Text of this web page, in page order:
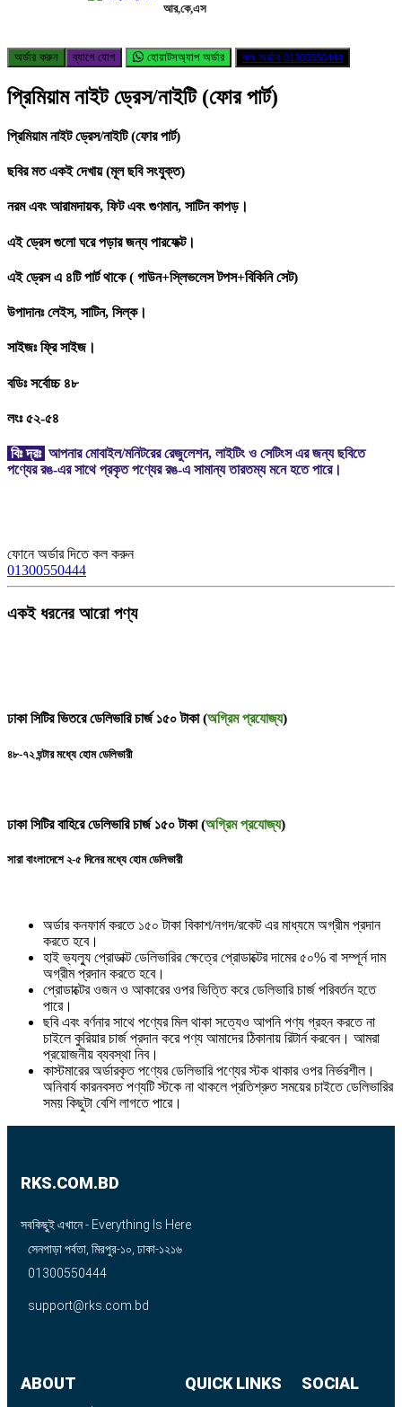
আর,কে,এস
অর্ডার করুন ব্যাগে যোগ হোয়াটসঅ্যাপ অর্ডার কল অর্ডার 01300550444
প্রিমিয়াম নাইট ড্রেস/নাইটি (ফোর পার্ট)
প্রিমিয়াম নাইট ড্রেস/নাইটি (ফোর পার্ট)
ছবির মত একই দেখায় (মূল ছবি সংযুক্ত)
নরম এবং আরামদায়ক, ফিট এবং গুণমান, সাটিন কাপড়।
এই ড্রেস গুলো ঘরে পড়ার জন্য পারফেক্ট।
এই ড্রেস এ ৪টি পার্ট থাকে ( গাউন+স্লিভলেস টপস+বিকিনি সেট)
উপাদানঃ লেইস, সাটিন, সিল্ক।
সাইজঃ ফ্রি সাইজ।
বডিঃ সর্বোচ্চ ৪৮
লংঃ ৫২-৫৪
বিঃ দ্রঃ আপনার মোবাইল/মনিটরের রেজুলেশন, লাইটিং ও সেটিংস এর জন্য ছবিতে
পণ্যের রঙ-এর সাথে প্রকৃত পণ্যের রঙ-এ সামান্য তারতম্য মনে হতে পারে।
ফোনে অর্ডার দিতে কল করুন
01300550444
একই ধরনের আরো পণ্য
ঢাকা সিটির ভিতরে ডেলিভারি চার্জ ১৫০ টাকা (অগ্রিম প্রযোজ্য)
৪৮-৭২ ঘন্টার মধ্যে হোম ডেলিভারী
ঢাকা সিটির বাহিরে ডেলিভারি চার্জ ১৫০ টাকা (অগ্রিম প্রযোজ্য)
সারা বাংলাদেশে ২-৫ দিনের মধ্যে হোম ডেলিভারী
অর্ডার কনফার্ম করতে ১৫০ টাকা বিকাশ/নগদ/রকেট এর মাধ্যমে অগ্রীম প্রদান
করতে হবে।
হাই ভ্যল্যু প্রোডাক্ট ডেলিভারির ক্ষেত্রে প্রোডাক্টের দামের ৫০% বা সম্পূর্ন দাম
অগ্রীম প্রদান করতে হবে।
প্রোডাক্টের ওজন ও আকারের ওপর ভিত্তি করে ডেলিভারি চার্জ পরিবর্তন হতে
পারে।
ছবি এবং বর্ণনার সাথে পণ্যের মিল থাকা সত্যেও আপনি পণ্য গ্রহন করতে না
চাইলে কুরিয়ার চার্জ প্রদান করে পণ্য আমাদের ঠিকানায় রিটার্ন করবেন। আমরা
প্রয়োজনীয় ব্যবস্থা নিব।
কাস্টমারের অর্ডারকৃত পণ্যের ডেলিভারি পণ্যের স্টক থাকার ওপর নির্ভরশীল।
অনিবার্য কারনবসত পণ্যটি স্টকে না থাকলে প্রতিশ্রুত সময়ের চাইতে ডেলিভারির
সময় কিছুটা বেশি লাগতে পারে।
RKS.COM.BD
সবকিছুই এখানে - Everything Is Here
সেনপাড়া পর্বতা, মিরপুর-১০, ঢাকা-১২১৬
01300550444
support@rks.com.bd
ABOUT QUICK LINKS SOCIAL